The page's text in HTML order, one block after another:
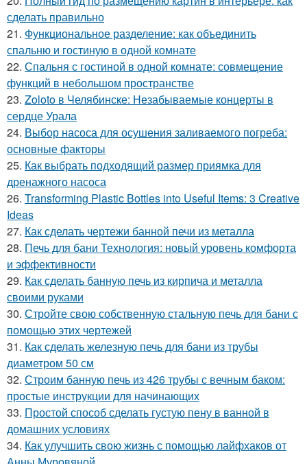
сделать правильно
21. Функциональное разделение: как объединить
спальню и гостиную в одной комнате
22. Спальня с гостиной в одной комнате: совмещение
функций в небольшом пространстве
23. Zoloto в Челябинске: Незабываемые концерты в
сердце Урала
24. Выбор насоса для осушения заливаемого погреба:
основные факторы
25. Как выбрать подходящий размер приямка для
дренажного насоса
26. Transforming Plastic Bottles into Useful Items: 3 Creative
Ideas
27. Как сделать чертежи банной печи из металла
28. Печь для бани Технология: новый уровень комфорта
и эффективности
29. Как сделать банную печь из кирпича и металла
своими руками
30. Стройте свою собственную стальную печь для бани с
помощью этих чертежей
31. Как сделать железную печь для бани из трубы
диаметром 50 см
32. Строим банную печь из 426 трубы с вечным баком:
простые инструкции для начинающих
33. Простой способ сделать густую пену в ванной в
домашних условиях
34. Как улучшить свою жизнь с помощью лайфхаков от